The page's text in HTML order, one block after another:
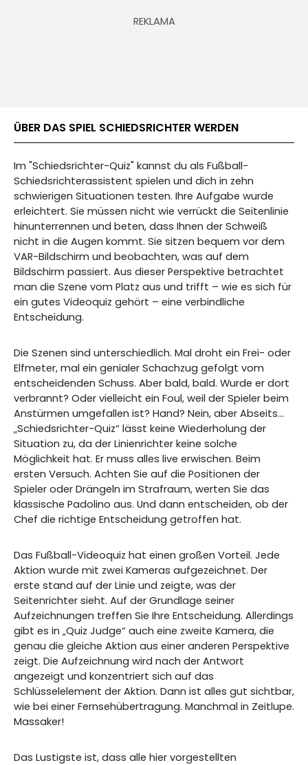
ÜBER DAS SPIEL SCHIEDSRICHTER WERDEN
Im "Schiedsrichter-Quiz" kannst du als Fußball-
Schiedsrichterassistent spielen und dich in zehn
schwierigen Situationen testen. Ihre Aufgabe wurde
erleichtert. Sie müssen nicht wie verrückt die Seitenlinie
hinunterrennen und beten, dass Ihnen der Schweiß
nicht in die Augen kommt. Sie sitzen bequem vor dem
VAR-Bildschirm und beobachten, was auf dem
Bildschirm passiert. Aus dieser Perspektive betrachtet
man die Szene vom Platz aus und trifft – wie es sich für
ein gutes Videoquiz gehört – eine verbindliche
Entscheidung.
Die Szenen sind unterschiedlich. Mal droht ein Frei- oder
Elfmeter, mal ein genialer Schachzug gefolgt vom
entscheidenden Schuss. Aber bald, bald. Wurde er dort
verbrannt? Oder vielleicht ein Foul, weil der Spieler beim
Anstürmen umgefallen ist? Hand? Nein, aber Abseits...
„Schiedsrichter-Quiz“ lässt keine Wiederholung der
Situation zu, da der Linienrichter keine solche
Möglichkeit hat. Er muss alles live erwischen. Beim
ersten Versuch. Achten Sie auf die Positionen der
Spieler oder Drängeln im Strafraum, werten Sie das
klassische Padolino aus. Und dann entscheiden, ob der
Chef die richtige Entscheidung getroffen hat.
Das Fußball-Videoquiz hat einen großen Vorteil. Jede
Aktion wurde mit zwei Kameras aufgezeichnet. Der
erste stand auf der Linie und zeigte, was der
Seitenrichter sieht. Auf der Grundlage seiner
Aufzeichnungen treffen Sie Ihre Entscheidung. Allerdings
gibt es in „Quiz Judge“ auch eine zweite Kamera, die
genau die gleiche Aktion aus einer anderen Perspektive
zeigt. Die Aufzeichnung wird nach der Antwort
angezeigt und konzentriert sich auf das
Schlüsselelement der Aktion. Dann ist alles gut sichtbar,
wie bei einer Fernsehübertragung. Manchmal in Zeitlupe.
Massaker!
Das Lustigste ist, dass alle hier vorgestellten